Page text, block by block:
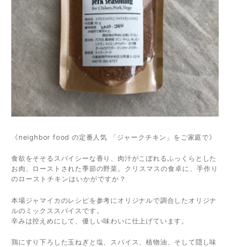
《neighbor food の定番人気 「ジャークチキン」をご家庭で》
食欲をそそるスパイシーな香り、肉汁がこぼれるふっくらとした
お肉、 ローストされた季節の野菜。
クリスマスの食卓に、手作り
のローストチキンはいかがですか？
本場ジャマイカのレシピを参考にオリジナルで調合したオリジナ
ルのミックススパイスです。
辛みは控えめにして、優しい味わいに仕上げています。
鶏にすり下ろした玉ねぎと塩、スパイス、植物油、そして隠し味